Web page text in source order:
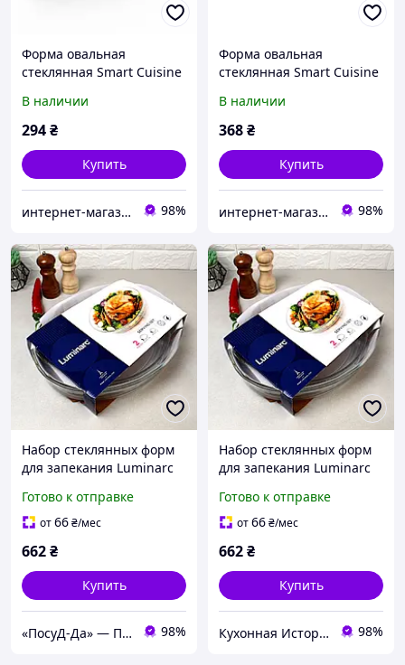
Форма овальная
стеклянная Smart Cuisine
В наличии
294₴
Купить
интернет-магазин "Деко" 98%
Форма овальная
стеклянная Smart Cuisine
В наличии
368₴
Купить
интернет-магазин "Деко" 98%
Набор стеклянных форм
для запекания Luminarc
Готово к отправке
от66₴/мес
662₴
Купить
«ПосуД-Да» — Посуда, Подарки, Товары для дома 98%
Набор стеклянных форм
для запекания Luminarc
Готово к отправке
от66₴/мес
662₴
Купить
Кухонная История - товары для кухни и дома 98%